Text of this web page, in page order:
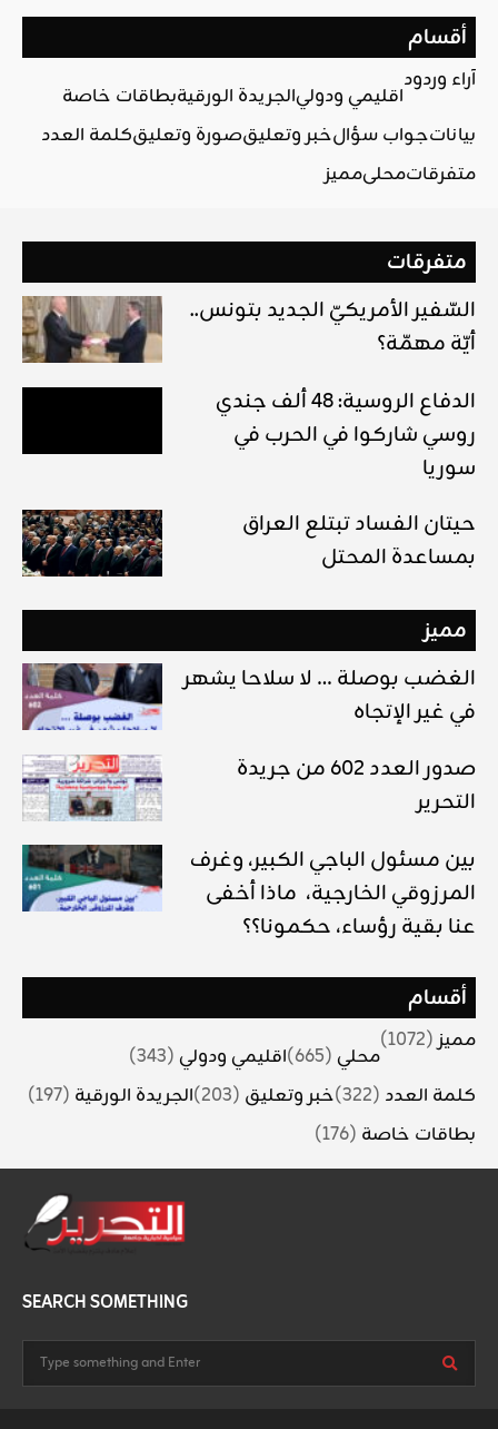
أقسام
آراء وردود
اقليمي ودوليالجريدة الورقيةبطاقات خاصة
بياناتجواب سؤالخبر وتعليقصورة وتعليقكلمة العدد
متفرقاتمحليمميز
متفرقات
السّفير الأمريكيّ الجديد بتونس..
أيّة مهمّة؟
الدفاع الروسية: 48 ألف جندي
روسي شاركوا في الحرب في
سوريا
حيتان الفساد تبتلع العراق
بمساعدة المحتل
مميز
الغضب بوصلة … لا سلاحا يشهر
في غير الإتجاه
صدور العدد 602 من جريدة
التحرير
بين مسئول الباجي الكبير، وغرف
المرزوقي الخارجية، ماذا أخفى
عنا بقية رؤساء، حكمونا؟؟
أقسام
مميز(1072)
محلي (665) اقليمي ودولي (343)
كلمة العدد (322) خبر وتعليق (203) الجريدة الورقية (197)
بطاقات خاصة (176)
SEARCH SOMETHING